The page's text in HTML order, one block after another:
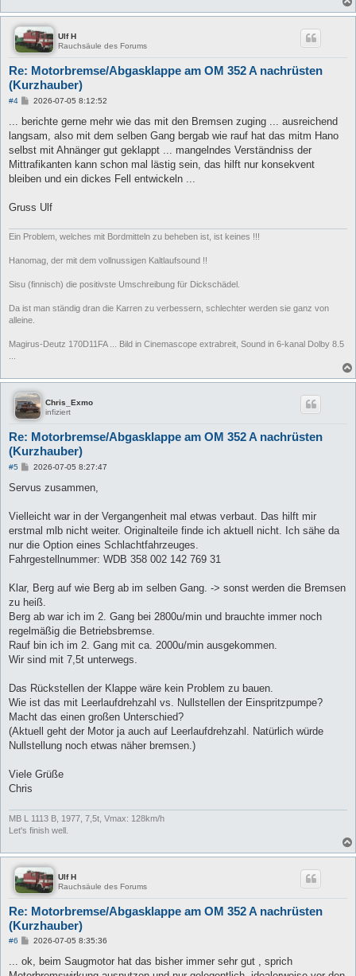
Ulf H
Rauchsäule des Forums
Re: Motorbremse/Abgasklappe am OM 352 A nachrüsten
(Kurzhauber)
#4
B
i
r
a
2026-07-05 8:12:52
... berichte gerne mehr wie das mit den Bremsen zuging ... ausreichend
langsam, also mit dem selben Gang bergab wie rauf hat das mitm Hano
selbst mit Ahnänger gut geklappt ... mangelndes Verständniss der
Mittrafikanten kann schon mal lästig sein, das hilft nur konsekvent
bleiben und ein dickes Fell entwickeln ...
Gruss Ulf
Ein Problem, welches mit Bordmitteln zu beheben ist, ist keines !!!
Hanomag, der mit dem vollnussigen Kaltlaufsound !!
Sisu (finnisch) die positivste Umschreibung für Dickschädel.
Da ist man ständig dran die Karren zu verbessern, schlechter werden sie ganz von
alleine.
Magirus-Deutz 170D11FA ... Bild in Cinemascope extrabreit, Sound in 6-kanal Dolby 8.5
...
Chris_Exmo
infiziert
Re: Motorbremse/Abgasklappe am OM 352 A nachrüsten
(Kurzhauber)
#5
B
i
a
2026-07-05 8:27:47
Servus zusammen,
Vielleicht war in der Vergangenheit mal etwas verbaut. Das hilft mir
erstmal mlb nicht weiter. Originalteile finde ich aktuell nicht. Ich sähe da
nur die Option eines Schlachtfahrzeuges.
Fahrgestellnummer: WDB 358 002 142 769 31
Klar, Berg auf wie Berg ab im selben Gang. -> sonst werden die Bremsen
zu heiß.
Berg ab war ich im 2. Gang bei 2800u/min und brauchte immer noch
regelmäßig die Betriebsbremse.
Rauf bin ich im 2. Gang mit ca. 2000u/min ausgekommen.
Wir sind mit 7,5t unterwegs.
Das Rückstellen der Klappe wäre kein Problem zu bauen.
Wie ist das mit Leerlaufdrehzahl vs. Nullstellen der Einspritzpumpe?
Macht das einen großen Unterschied?
(Aktuell geht der Motor ja auch auf Leerlaufdrehzahl. Natürlich würde
Nullstellung noch etwas näher bremsen.)
Viele Grüße
Chris
MB L 1113 B, 1977, 7,5t, Vmax: 128km/h
Let's finish well.
Ulf H
Rauchsäule des Forums
Re: Motorbremse/Abgasklappe am OM 352 A nachrüsten
(Kurzhauber)
#6
B
i
2026-07-05 8:35:36
... ok, beim Saugmotor hat das bisher immer sehr gut , sprich